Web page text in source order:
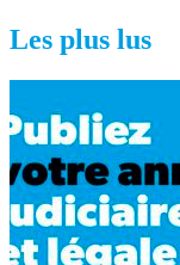
Les plus lus